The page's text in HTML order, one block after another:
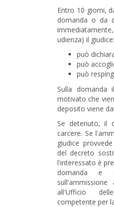
Entro 10 giorni,
domanda o da
udienza) il giudice:
può
può
può
Sulla domanda
motivato che
deposito viene
Se detenuto, il
carcere. Se
giudice
del decreto
l'interessato è
domanda e
all'Ufficio
competente per